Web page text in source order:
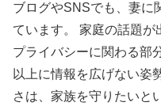
ブログやSNSでも、妻に
ています。 家庭の話題
プライバシーに関わる部
以上に情報を広げない姿
さは、家族を守りたいと